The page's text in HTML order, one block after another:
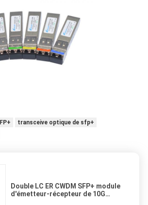
transceive optique de sfp+
Double LC ER CWDM SFP+ module
d'émetteur-récepteur de 10G